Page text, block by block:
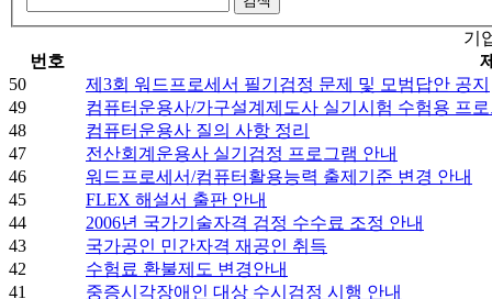
기
번호
50
제3회 워드프로세서 필기검정 문제 및 모범답안 공지
49
컴퓨터운용사/가구설계제도사 실기시험 수험용 프
48
컴퓨터운용사 질의 사항 정리
47
전산회계운용사 실기검정 프로그램 안내
46
워드프로세서/컴퓨터활용능력 출제기준 변경 안내
45
FLEX 해설서 출판 안내
44
2006년 국가기술자격 검정 수수료 조정 안내
43
국가공인 민간자격 재공인 취득
42
수험료 환불제도 변경안내
41
중증시각장애인 대상 수시검정 시행 안내